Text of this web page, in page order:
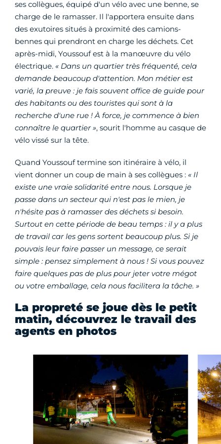
ses collègues, équipé d'un vélo avec une benne, se
charge de le ramasser. Il l'apportera ensuite dans
des exutoires situés à proximité des camions-
bennes qui prendront en charge les déchets. Cet
après-midi, Youssouf est à la manœuvre du vélo
électrique. « Dans un quartier très fréquenté, cela
demande beaucoup d'attention. Mon métier est
varié, la preuve : je fais souvent office de guide pour
des habitants ou des touristes qui sont à la
recherche d'une rue ! À force, je commence à bien
connaître le quartier », sourit l'homme au casque de
vélo vissé sur la tête.
Quand Youssouf termine son itinéraire à vélo, il
vient donner un coup de main à ses collègues : « Il
existe une vraie solidarité entre nous. Lorsque je
passe dans un secteur qui n'est pas le mien, je
n'hésite pas à ramasser des déchets si besoin.
Surtout en cette période de beau temps : il y a plus
de travail car les gens sortent beaucoup plus. Si je
pouvais leur faire passer un message, ce serait
simple : pensez simplement à nous ! Si vous pouvez
faire quelques pas de plus pour jeter votre mégot
ou votre emballage, cela nous facilitera la tâche. »
La propreté se joue dès le petit
matin, découvrez le travail des
agents en photos